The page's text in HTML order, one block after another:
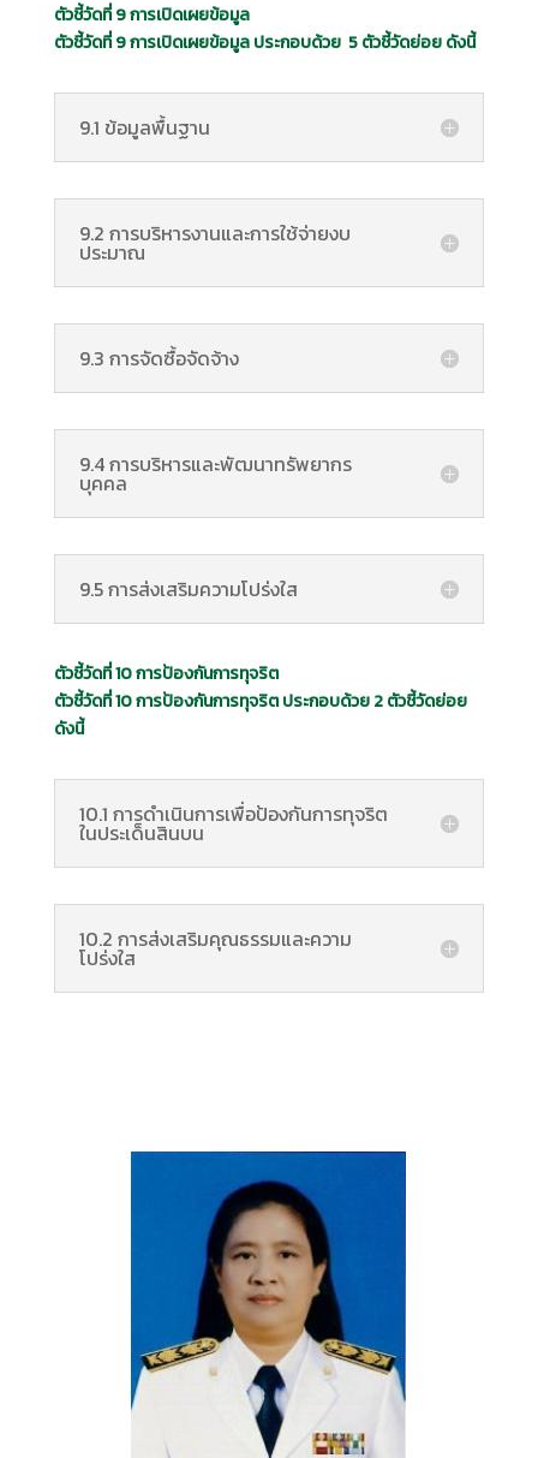
ตัวชี้วัดที่ 9การเปิดเผยข้อมูล
ตัวชี้วัดที่ 9 การเปิดเผยข้อมูล ประกอบด้วย 5ตัวชี้วัดย่อย ดังนี้
9.1 ข้อมูลพื้นฐาน
9.2 การบริหารงานและการใช้จ่ายงบ
ประมาณ
9.3 การจัดซื้อจัดจ้าง
9.4 การบริหารและพัฒนาทรัพยากร
บุคคล
9.5 การส่งเสริมความโปร่งใส
ตัวชี้วัดที่ 10 การป้องกันการทุจริต
ตัวชี้วัดที่ 10การป้องกันการทุจริต ประกอบด้วย 2 ตัวชี้วัดย่อย
ดังนี้
10.1 การดำเนินการเพื่อป้องกันการทุจริต
ในประเด็นสินบน
10.2 การส่งเสริมคุณธรรมและความ
โปร่งใส